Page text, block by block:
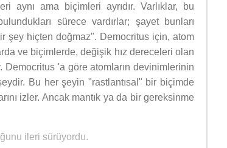
aynı ama biçimleri ayrıdır. Varlıklar, bu
sürece vardırlar; şayet bunları
şey hiçten doğmaz". Democritus için, atom
ve biçimlerde, değişik hız dereceleri olan
Democritus 'a göre atomların devinimlerinin
Bu her şeyin "rastlantısal" bir biçimde
izler. Ancak mantık ya da bir gereksinme
ileri sürüyordu.